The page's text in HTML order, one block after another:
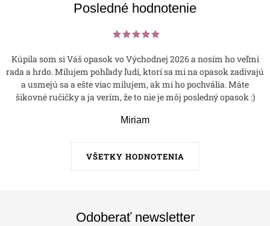
Posledné hodnotenie
VŠETKY HODNOTENIA
Kúpila som si Váš opasok vo Východnej 2026 a nosím ho veľmi
rada a hrdo. Milujem pohľady ľudí, ktorí sa mi na opasok zadívajú
a usmejú sa a ešte viac milujem, ak mi ho pochvália. Máte
šikovné ručičky a ja verím, že to nie je môj posledný opasok :)
Miriam
Odoberať newsletter